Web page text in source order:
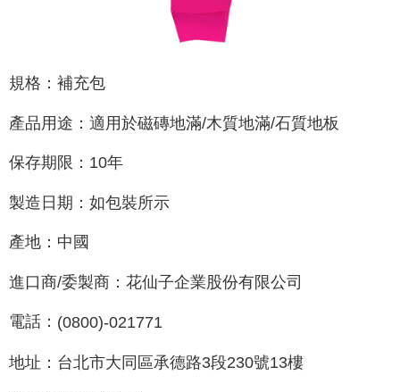
Perkhidmatan AFTEE Beli Sekarang Bayar Kemudian disediakan oleh NP
Taiwan, Inc. dan AFTEE akan membuat bil kepada pengguna. AFTEE
akan menggunakan data peribadi yang dikumpul (termasuk nama
Data Peribadi, Pemprosesan, Penggunaan"
kelulusan boleh sehingga NT$10,000. Jika pengguna tidak membuat
pembayaran dalam tempoh tersebut, yuran pembayaran lewat sebanyak
mendapatkan kebenaran daripada ibu bapa atau penjaga yang sah
Sila hubungi NP Taiwan Inc. di
penggunaan pada data peribadi. Jika anda tidak bersetuju dengan data
oleh AFTEE, sila jangan gunakan perkhidmatan ini.
規格：補充包
產品用途：適用於磁磚地滿/木質地滿/石質地板
保存期限： 10年
製造日期：如包裝所示
產地：中國
進口商/委製商：花仙子企業股份有限公司
電話： (0800)-021771
地址：台北市大同區承德路3段230號13樓